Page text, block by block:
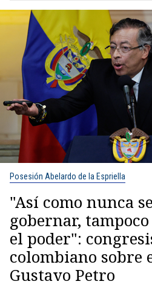
Posesión Abelardo de la Espriella
"Así como nunca
gobernar,
el poder":
colombiano sobre
Gustavo Petro